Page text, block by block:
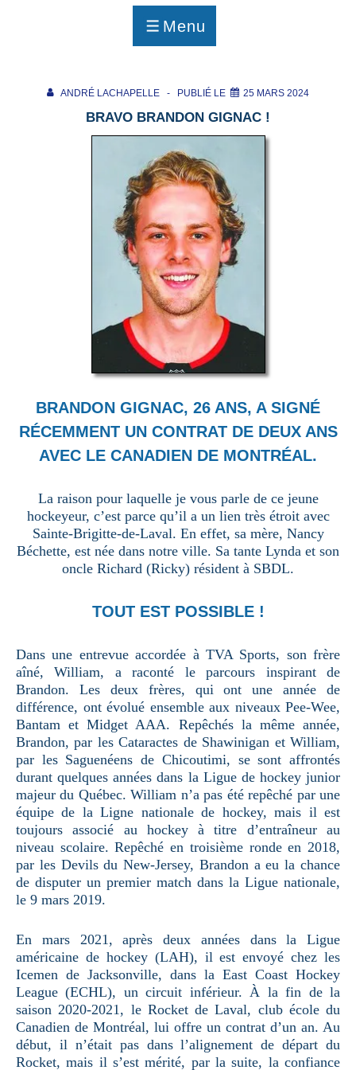
Menu
MENU
ANDRÉ LACHAPELLE PUBLIÉ LE 25 MARS 2024
BRAVO BRANDON GIGNAC !
BRANDON GIGNAC, 26 ANS, A SIGNÉ
RÉCEMMENT UN CONTRAT DE DEUX ANS
AVEC LE CANADIEN DE MONTRÉAL.
La raison pour laquelle je vous parle de ce jeune
hockeyeur, c’est parce qu’il a un lien très étroit avec
Sainte-Brigitte-de-Laval. En effet, sa mère, Nancy
Béchette, est née dans notre ville. Sa tante Lynda et son
oncle Richard (Ricky) résident à SBDL.
TOUT EST POSSIBLE !
Dans une entrevue accordée à TVA Sports, son frère
aîné, William, a raconté le parcours inspirant de
Brandon. Les deux frères, qui ont une année de
différence, ont évolué ensemble aux niveaux Pee-Wee,
Bantam et Midget AAA. Repêchés la même année,
Brandon, par les Cataractes de Shawinigan et William,
par les Saguenéens de Chicoutimi, se sont affrontés
durant quelques années dans la Ligue de hockey junior
majeur du Québec. William n’a pas été repêché par une
équipe de la Ligne nationale de hockey, mais il est
toujours associé au hockey à titre d’entraîneur au
niveau scolaire. Repêché en troisième ronde en 2018,
par les Devils du New-Jersey, Brandon a eu la chance
de disputer un premier match dans la Ligue nationale,
le 9 mars 2019.
En mars 2021, après deux années dans la Ligue
américaine de hockey (LAH), il est envoyé chez les
Icemen de Jacksonville, dans la East Coast Hockey
League (ECHL), un circuit inférieur. À la fin de la
saison 2020-2021, le Rocket de Laval, club école du
Canadien de Montréal, lui offre un contrat d’un an. Au
début, il n’était pas dans l’alignement de départ du
Rocket, mais il s’est mérité, par la suite, la confiance